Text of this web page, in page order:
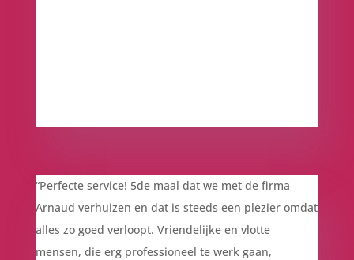
“Perfecte service! 5de maal dat we met de firma
Arnaud verhuizen en dat is steeds een plezier omdat
alles zo goed verloopt. Vriendelijke en vlotte
mensen, die erg professioneel te werk gaan,